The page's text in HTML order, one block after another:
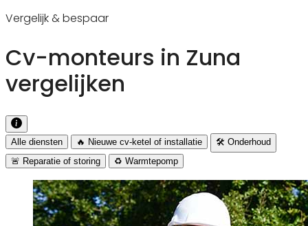
Vergelijk & bespaar
Cv-monteurs in Zuna
vergelijken
Alle diensten 🔥 Nieuwe cv-ketel of installatie
🛠️ Onderhoud
🚨 Reparatie of storing
♻️ Warmtepomp